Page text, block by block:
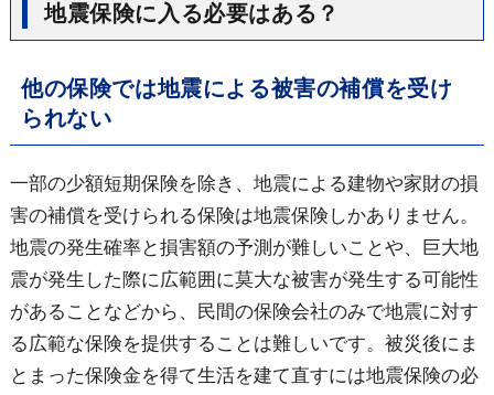
地震保険に入る必要はある？
他の保険では地震による被害の補償を受け
られない
一部の少額短期保険を除き、地震による建物や家財の損
害の補償を受けられる保険は地震保険しかありません。
地震の発生確率と損害額の予測が難しいことや、巨大地
震が発生した際に広範囲に莫大な被害が発生する可能性
があることなどから、民間の保険会社のみで地震に対す
る広範な保険を提供することは難しいです。被災後にま
とまった保険金を得て生活を建て直すには地震保険の必